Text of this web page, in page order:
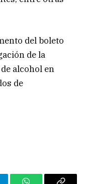
del boleto
de la
alcohol en
de